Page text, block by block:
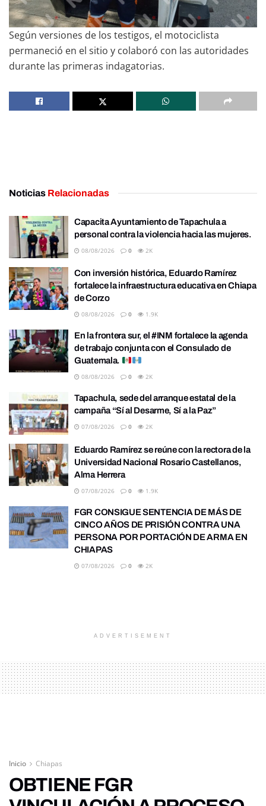
Según versiones de los testigos, el motociclista
permaneció en el sitio y colaboró con las autoridades
durante las primeras indagatorias.
Noticias Relacionadas
Capacita Ayuntamiento de Tapachula a
personal contra la violencia hacia las mujeres.
08/08/2026 0 2K
Con inversión histórica, Eduardo Ramírez
fortalece la infraestructura educativa en Chiapa
de Corzo
08/08/2026 0 1.9K
En la frontera sur, el #INM fortalece la agenda
de trabajo conjunta con el Consulado de
Guatemala.
08/08/2026 0 2K
Tapachula, sede del arranque estatal de la
campaña “Sí al Desarme, Sí a la Paz”
07/08/2026 0 2K
Eduardo Ramírez se reúne con la rectora de la
Universidad Nacional Rosario Castellanos,
Alma Herrera
07/08/2026 0 1.9K
FGR CONSIGUE SENTENCIA DE MÁS DE
CINCO AÑOS DE PRISIÓN CONTRA UNA
PERSONA POR PORTACIÓN DE ARMA EN
CHIAPAS
07/08/2026 0 2K
ADVERTISEMENT
Inicio Chiapas
OBTIENE FGR